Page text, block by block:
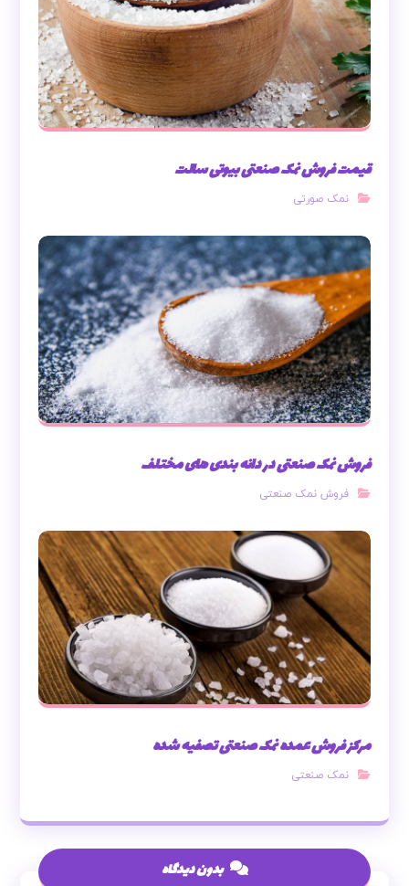
قیمت فروش نمک صنعتی بیوتی سالت
نمک صورتی
فروش نمک صنعتی در دانه بندی های مختلف
فروش نمک صنعتی
مرکز فروش عمده نمک صنعتی تصفیه شده
نمک صنعتی
بدون دیدگاه